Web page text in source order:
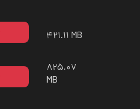
۴۲۱.۱۱ MB
۸۲۵.۰۷
MB